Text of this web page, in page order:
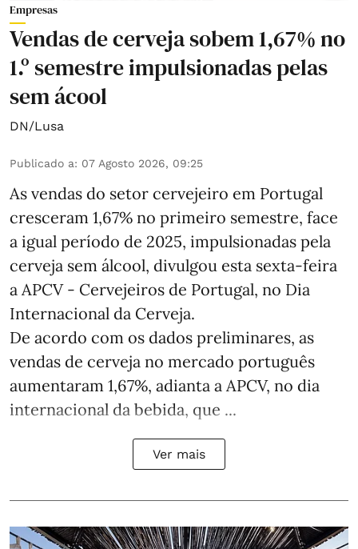
Empresas
Vendas de cerveja sobem 1,67% no
1.º semestre impulsionadas pelas
sem ácool
DN/Lusa
Publicado a: 07 Agosto 2026, 09:25
As vendas do setor cervejeiro em Portugal
cresceram 1,67% no primeiro semestre, face
a igual período de 2025, impulsionadas pela
cerveja sem álcool, divulgou esta sexta-feira
a APCV - Cervejeiros de Portugal, no Dia
Internacional da Cerveja.
De acordo com os dados preliminares, as
vendas de cerveja no mercado português
aumentaram 1,67%, adianta a APCV, no dia
internacional da bebida, que ...
Ver mais